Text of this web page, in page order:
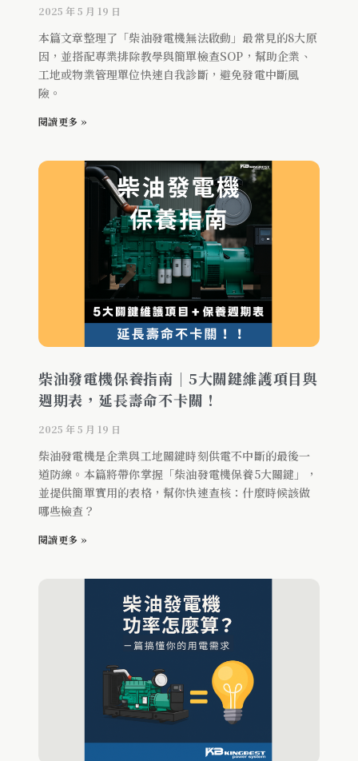
2025 年 5 月 19 日
本篇文章整理了「柴油發電機無法啟動」最常見的8大原
因，並搭配專業排除教學與簡單檢查SOP，幫助企業、
工地或物業管理單位快速自我診斷，避免發電中斷風
險。
閱讀更多 »
柴油發電機保養指南｜5大關鍵維護項目與
週期表，延長壽命不卡關！
2025 年 5 月 19 日
柴油發電機是企業與工地關鍵時刻供電不中斷的最後一
道防線。本篇將帶你掌握「柴油發電機保養5大關鍵」，
並提供簡單實用的表格，幫你快速查核：什麼時候該做
哪些檢查？
閱讀更多 »